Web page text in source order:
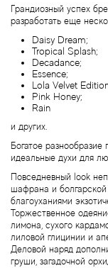
Грандиозный успех
разработать еще
Daisy Dream;
Tropical Splash;
Decadance;
Essence;
Lola Velvet
Pink Honey;
Rain
и других.
Богатое
идеальные духи для
Повседневный look
шафрана и
благоуханиями
Торжественное
лимона, сухого
лиловой глицинии и
Деловой наряд
груши, загадочной
Burberry
Bvlgari
Byblos
Byredo
Cacharel
Cafe Parfums
Cale Fragranze